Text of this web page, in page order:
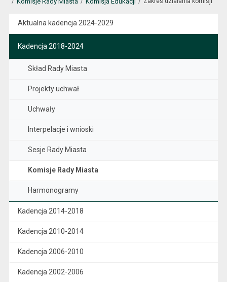
Aktualna kadencja 2024-2029
Kadencja 2018-2024
Skład Rady Miasta
Projekty uchwał
Uchwały
Interpelacje i wnioski
Sesje Rady Miasta
Komisje Rady Miasta
Harmonogramy
Kadencja 2014-2018
Kadencja 2010-2014
Kadencja 2006-2010
Kadencja 2002-2006